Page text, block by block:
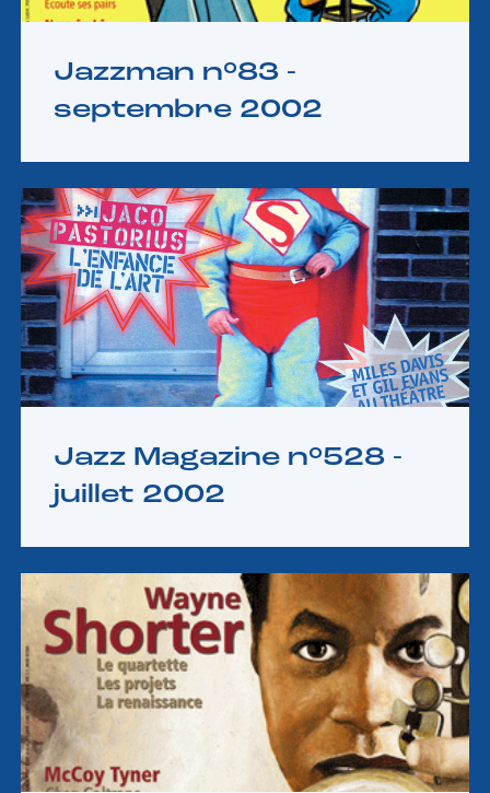
Jazzman n°83 -
septembre 2002
Jazz Magazine n°528 -
juillet 2002